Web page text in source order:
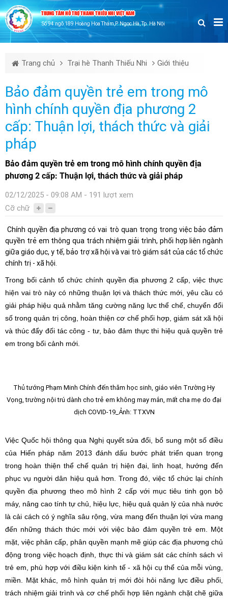
TRUNG TÂM HỖ TRỢ THANH THIẾU NHI VIỆT NAM
Số 94 ngõ 189 Hoàng Hoa Thám,P. Ngọc Hà, Tp. Hà Nội
Trang chủ Trại hè Thanh Thiếu Nhi Giới thiệu
Bảo đảm quyền trẻ em trong mô
hình chính quyền địa phương 2
cấp: Thuận lợi, thách thức và giải
pháp
Bảo đảm quyền trẻ em trong mô hình chính quyền địa
phương 2 cấp: Thuận lợi, thách thức và giải pháp
02/12/2025 - 09:08 AM - 191 lượt xem
Cỡ chữ
Chính quyền địa phương có vai trò quan trọng trong việc bảo đảm
quyền trẻ em thông qua trách nhiệm giải trình, phối hợp liên ngành
giữa giáo dục, y tế, bảo trợ xã hội và vai trò giám sát của các tổ chức
chính trị - xã hội.
Trong bối cảnh tổ chức chính quyền địa phương 2 cấp, việc thực
hiện vai trò này có những thuận lợi và thách thức mới, yêu cầu có
giải pháp hiệu quả nhằm tăng cường năng lực thể chế, chuyển đổi
số trong quản trị công, hoàn thiện cơ chế phối hợp, giám sát xã hội
và thúc đẩy đối tác công - tư, bảo đảm thực thi hiệu quả quyền trẻ
em trong bối cảnh mới.
Thủ tướng Phạm Minh Chính đến thăm học sinh, giáo viên Trường Hy
Vọng, trường nội trú dành cho trẻ em không may mắn, mất cha mẹ do đại
dịch COVID-19_Ảnh: TTXVN
Việc Quốc hội thông qua Nghị quyết sửa đổi, bổ sung một số điều
của Hiến pháp năm 2013 đánh dấu bước phát triển quan trọng
trong hoàn thiện thể chế quản trị hiện đại, linh hoạt, hướng đến
phục vụ người dân hiệu quả hơn. Trong đó, việc tổ chức lại chính
quyền địa phương theo mô hình 2 cấp với mục tiêu tinh gọn bộ
máy, nâng cao tính tự chủ, hiệu lực, hiệu quả quản lý của nhà nước
là cải cách có ý nghĩa sâu rộng, vừa mang đến thuận lợi vừa mang
đến những thách thức mới với việc bảo đảm quyền trẻ em. Một
mặt, việc phân cấp, phân quyền mạnh mẽ giúp các địa phương chủ
động trong việc hoạch định, thực thi và giám sát các chính sách vì
trẻ em, phù hợp với điều kiện kinh tế - xã hội cụ thể của mỗi vùng,
miền. Mặt khác, mô hình quản trị mới đòi hỏi năng lực điều phối,
trách nhiệm giải trình và cơ chế phối hợp liên ngành chặt chẽ giữa